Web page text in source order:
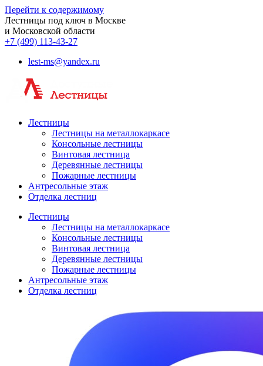
Перейти к содержимому
Лестницы под ключ в Москве
и Московской области
+7 (499) 113-43-27
lest-ms@yandex.ru
Лестницы
Лестницы на металлокаркасе
Консольные лестницы
Винтовая лестница
Деревянные лестницы
Пожарные лестницы
Антресольные этаж
Отделка лестниц
Лестницы
Лестницы на металлокаркасе
Консольные лестницы
Винтовая лестница
Деревянные лестницы
Пожарные лестницы
Антресольные этаж
Отделка лестниц